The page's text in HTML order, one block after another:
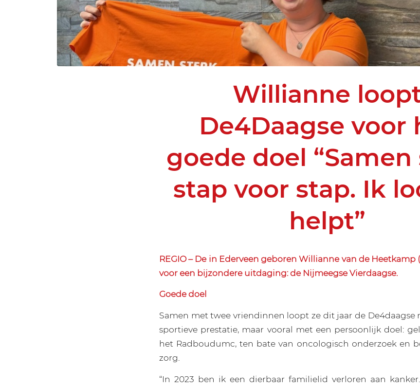
Willianne
De4Daagse voor
goede doel “Samen
stap voor stap. Ik
helpt”
REGIO – De in Ederveen geboren Willianne van de Heetkamp
voor een bijzondere uitdaging: de Nijmeegse Vierdaagse.
Goede doel
Samen met twee vriendinnen loopt ze dit jaar de De4daagse
sportieve prestatie, maar vooral met een persoonlijk doel:
het Radboudumc, ten bate van oncologisch onderzoek en
zorg.
“In 2023 ben ik een dierbaar familielid verloren aan